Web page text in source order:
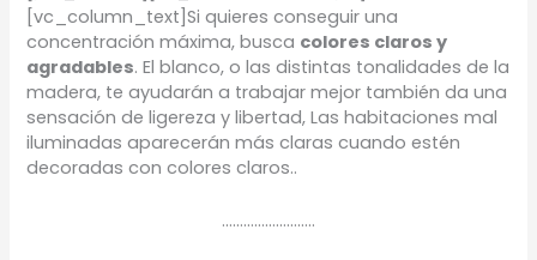
[vc_column_text]Si quieres conseguir una
concentración máxima, busca colores claros y
agradables. El blanco, o las distintas tonalidades de la
madera, te ayudarán a trabajar mejor también da una
sensación de ligereza y libertad, Las habitaciones mal
iluminadas aparecerán más claras cuando estén
decoradas con colores claros..
……………………..